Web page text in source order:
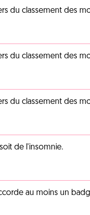
du classement des
du classement des
du classement des
de l'insomnie.
au moins un